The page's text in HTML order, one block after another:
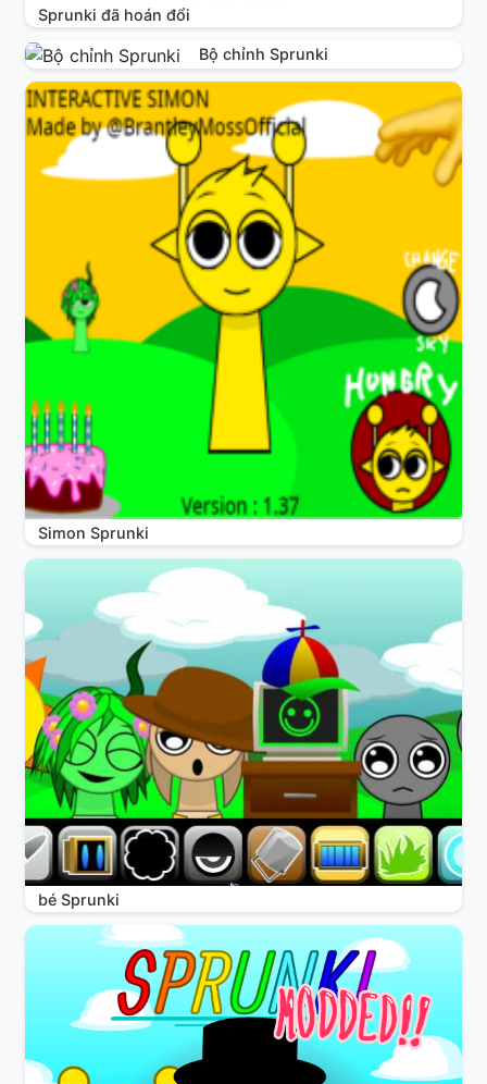
Sprunki đã hoán đổi
Bộ chỉnh Sprunki
Simon Sprunki
bé Sprunki